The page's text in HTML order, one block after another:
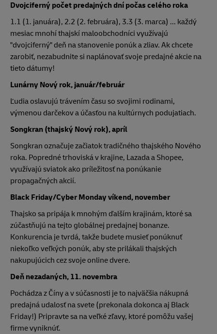
Dvojciferný počet predajných dní počas celého roka
1.1 (1. januára), 2.2 (2. februára), 3.3 (3. marca) ... každý
mesiac mnohí thajskí maloobchodníci využívajú
"dvojciferný" deň na stanovenie ponúk a zliav. Ak chcete
zarobiť, nezabudnite si naplánovať svoje predajné akcie na
tieto dátumy!
Lunárny Nový rok, január/február
Ľudia oslavujú trávením času so svojimi rodinami,
výmenou darčekov a účasťou na kultúrnych podujatiach.
Songkran (thajský Nový rok), apríl
Songkran označuje začiatok tradičného thajského Nového
roka. Popredné trhoviská v krajine, Lazada a Shopee,
využívajú sviatok ako príležitosť na ponúkanie
propagačných akcií.
Black Friday/Cyber Monday víkend, november
Thajsko sa pripája k mnohým ďalším krajinám, ktoré sa
zúčastňujú na tejto globálnej predajnej bonanze.
Konkurencia je tvrdá, takže budete musieť ponúknuť
niekoľko veľkých ponúk, aby ste prilákali thajských
nakupujúcich cez svoje online dvere.
Deň nezadaných, 11. novembra
Pochádza z Číny a v súčasnosti je to najväčšia nákupná
predajná udalosť na svete (prekonala dokonca aj Black
Friday!) Pripravte sa na veľké zľavy, ktoré pomôžu vašej
firme vyniknúť.